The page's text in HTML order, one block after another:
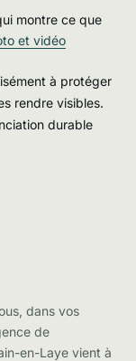
montre ce que
et vidéo
à protéger
rendre visibles.
durable
dans vos
de
en-Laye vient à